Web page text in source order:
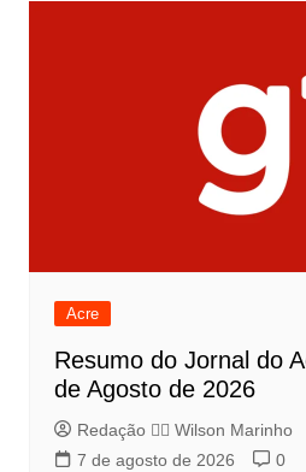
Acre
Resumo do Jornal do
de Agosto de 2026
Redação 👨‍⚖️​ Wilson Marinho
7 de agosto de 2026
0